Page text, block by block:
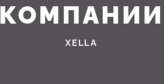
КОМПАНИИ
XELLA